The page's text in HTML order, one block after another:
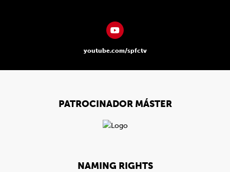
youtube.com/spfctv
PATROCINADOR MÁSTER
NAMING RIGHTS